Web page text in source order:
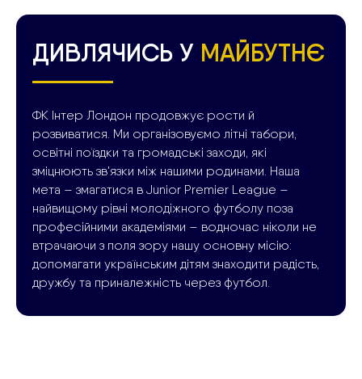
ДИВЛЯЧИСЬ У МАЙБУТНЄ
ФК Інтер Лондон продовжує рости й
розвиватися. Ми організовуємо літні табори,
освітні поїздки та громадські заходи, які
зміцнюють зв'язки між нашими родинами. Наша
мета – змагатися в Junior Premier League –
найвищому рівні молодіжного футболу поза
професійними академіями – водночас ніколи не
втрачаючи з поля зору нашу основну місію:
допомагати українським дітям знаходити радість,
дружбу та приналежність через футбол.